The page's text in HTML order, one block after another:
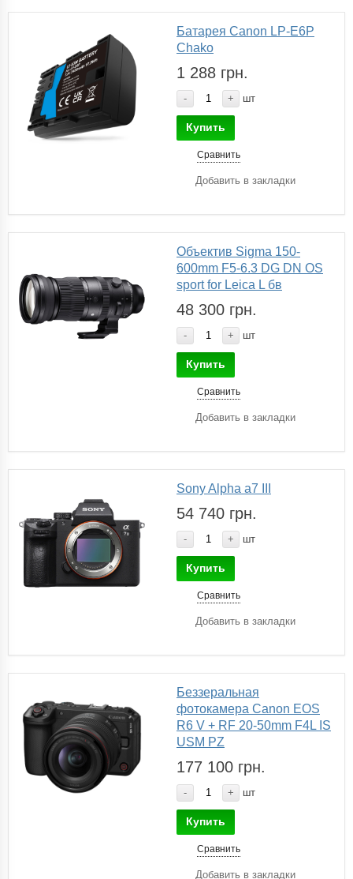
Батарея Canon LP-E6P
Chako
1 288 грн.
- + шт
Купить
Сравнить
Добавить в закладки
Объектив Sigma 150-
600mm F5-6.3 DG DN OS
sport for Leica L бв
48 300 грн.
- + шт
Купить
Сравнить
Добавить в закладки
Sony Alpha a7 III
54 740 грн.
- + шт
Купить
Сравнить
Добавить в закладки
Беззеральная
фотокамера Canon EOS
R6 V + RF 20-50mm F4L IS
USM PZ
177 100 грн.
- + шт
Купить
Сравнить
Добавить в закладки